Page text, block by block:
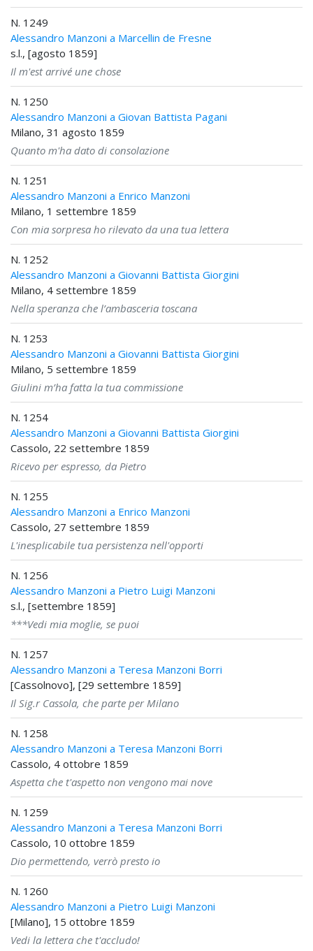
N. 1249
Alessandro Manzoni a Marcellin de Fresne
s.l., [agosto 1859]
Il m'est arrivé une chose
N. 1250
Alessandro Manzoni a Giovan Battista Pagani
Milano, 31 agosto 1859
Quanto m'ha dato di consolazione
N. 1251
Alessandro Manzoni a Enrico Manzoni
Milano, 1 settembre 1859
Con mia sorpresa ho rilevato da una tua lettera
N. 1252
Alessandro Manzoni a Giovanni Battista Giorgini
Milano, 4 settembre 1859
Nella speranza che l’ambasceria toscana
N. 1253
Alessandro Manzoni a Giovanni Battista Giorgini
Milano, 5 settembre 1859
Giulini m’ha fatta la tua commissione
N. 1254
Alessandro Manzoni a Giovanni Battista Giorgini
Cassolo, 22 settembre 1859
Ricevo per espresso, da Pietro
N. 1255
Alessandro Manzoni a Enrico Manzoni
Cassolo, 27 settembre 1859
L'inesplicabile tua persistenza nell'opporti
N. 1256
Alessandro Manzoni a Pietro Luigi Manzoni
s.l., [settembre 1859]
***Vedi mia moglie, se puoi
N. 1257
Alessandro Manzoni a Teresa Manzoni Borri
[Cassolnovo], [29 settembre 1859]
Il Sig.r Cassola, che parte per Milano
N. 1258
Alessandro Manzoni a Teresa Manzoni Borri
Cassolo, 4 ottobre 1859
Aspetta che t'aspetto non vengono mai nove
N. 1259
Alessandro Manzoni a Teresa Manzoni Borri
Cassolo, 10 ottobre 1859
Dio permettendo, verrò presto io
N. 1260
Alessandro Manzoni a Pietro Luigi Manzoni
[Milano], 15 ottobre 1859
Vedi la lettera che t'accludo!